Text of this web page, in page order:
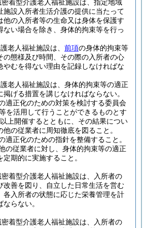
着型介護老人福祉施設は、指定地域
施設入所者生活介護の提供に当たって
他の入所者等の生命又は身体を保護す
ない場合を除き、身体的拘束等を行っ
老人福祉施設は、 前項の身体的拘束等
の態様及び時間、その際の入所者の心
やむを得ない理由を記録しなければな
老人福祉施設は、身体的拘束等の適正
げる措置を講じなければならない。
適正化のための対策を検討する委員会
を活用して行うことができるものとす
上開催するとともに、その結果につい
の従業者に周知徹底を図ること。
適正化のための指針を整備すること。
の従業者に対し、身体的拘束等の適正
期的に実施すること。
着型介護老人福祉施設は、入所者の
改善を図り、自立した日常生活を営む
各入所者の状態に応じた栄養管理を計
らない。
着型介護老人福祉施設は、入所者の